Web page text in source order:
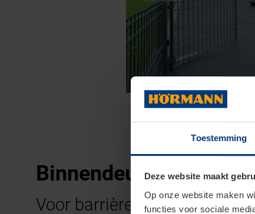
Toestemming
Deze website maakt
Op onze website maken
functies voor sociale
Voor barrièrevrij en